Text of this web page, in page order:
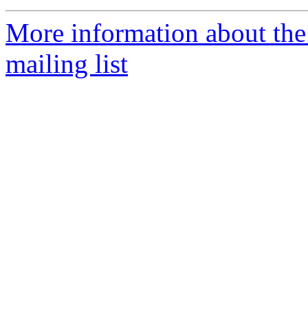
More information about
mailing list